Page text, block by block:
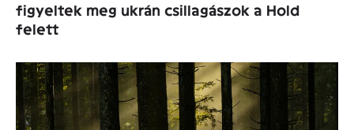
figyeltek meg ukrán csillagászok a Hold
felett